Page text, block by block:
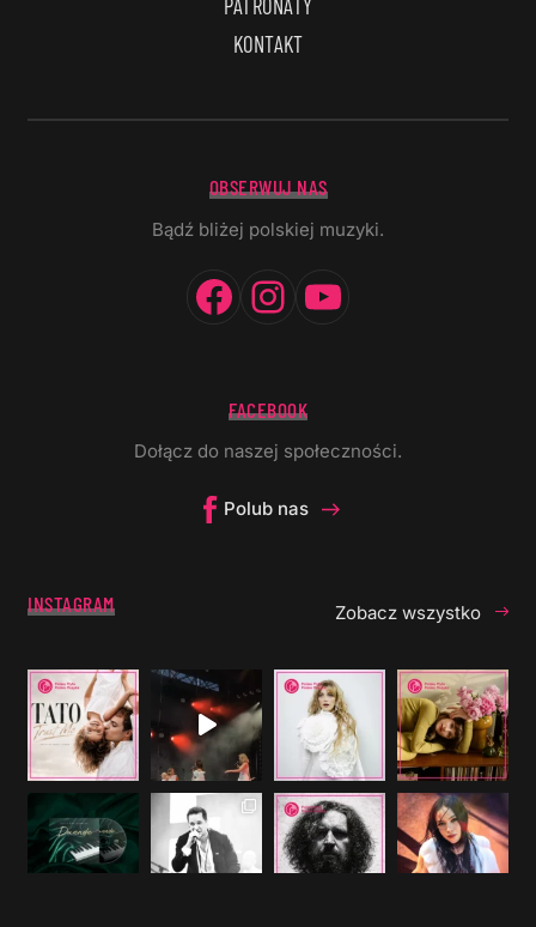
KONTAKT
OBSERWUJ NAS
Bądź bliżej polskiej muzyki.
Facebook
Instagram
FACEBOOK
Dołącz do naszej społeczności.
Polub nas
INSTAGRAM Zobacz wszystko